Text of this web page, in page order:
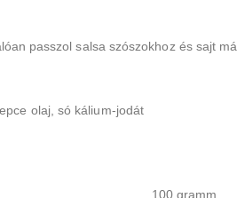
passzol salsa szószokhoz és sajt
olaj, só kálium-jodát
100 gramm